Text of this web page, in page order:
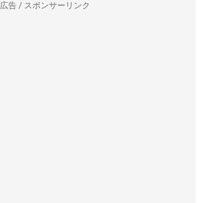
広告 / スポンサーリンク